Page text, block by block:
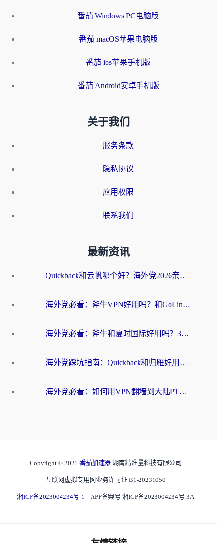
番茄 Windows PC电脑版
番茄 macOS苹果电脑版
番茄 ios苹果手机版
番茄 Android安卓手机版
关于我们
服务条款
隐私协议
应用权限
联系我们
最新资讯
Quickback和云帆哪个好？海外党2026亲测指南：选对加速器大陆工具，无缝刷国内剧玩国服
海外党必看：斧牛VPN好用吗？和GoLinkVPN对比哪个回国效果更好？
海外党必看：斧牛和夏时国际好用吗？3步选对回国加速器，无缝刷国内资源
海外党踩坑指南：Quickback和归雁好用吗？选对加速器才能无缝刷国内资源
海外党必看：如何用VPN翻墙到大陆PTT？一篇解决你所有回国加速痛点
Copyright © 2023 番茄加速器 湖南精准量科技有限公司
互联网虚拟专用网业务许可证 B1-20231050
湘ICP备2023004234号-1 APP备案号 湘ICP备2023004234号-3A